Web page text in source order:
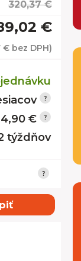
320,37 €
€
€ bez DPH)
€
týždňov